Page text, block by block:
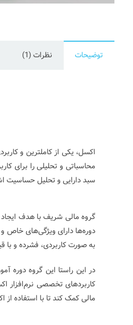
توضیحات نظرات (1)
اکسل، یکی از کاملترین و
محاسباتی و تحلیلی را برای
سبد دارایی و تحلیل حساسیت
گروه مالی شریف با هدف ایجاد
دوره‌ها دارای ویژگی‌های خاص
به صورت کاربردی، فشرده و
در این راستا این گروه دوره
کاربردهای تخصصی نرم‌افزار
مالی کمک کند تا با استفاده